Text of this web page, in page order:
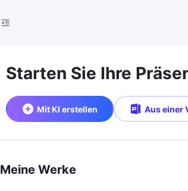
Starten Sie Ihre
Mit KI erstellen Aus einer
Meine Werke